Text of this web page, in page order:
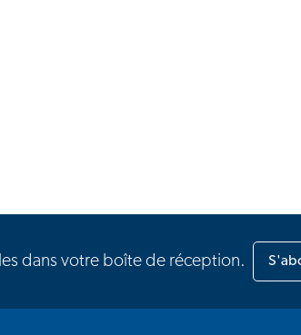
dans votre boîte de réception.